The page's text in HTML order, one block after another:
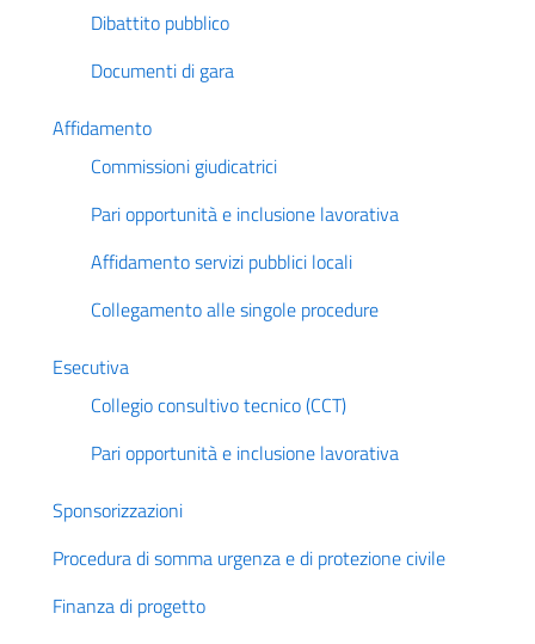
Dibattito pubblico
Documenti di gara
Affidamento
Commissioni giudicatrici
Pari opportunità e inclusione lavorativa
Affidamento servizi pubblici locali
Collegamento alle singole procedure
Esecutiva
Collegio consultivo tecnico (CCT)
Pari opportunità e inclusione lavorativa
Sponsorizzazioni
Procedura di somma urgenza e di protezione civile
Finanza di progetto